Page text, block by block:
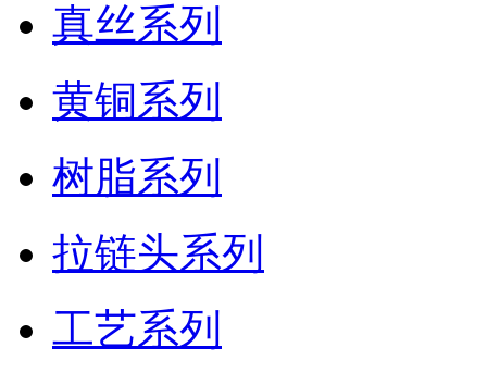
真丝系列
黄铜系列
树脂系列
拉链头系列
工艺系列